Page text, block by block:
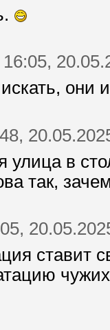
16:05,
они
улица в
так,
ставит